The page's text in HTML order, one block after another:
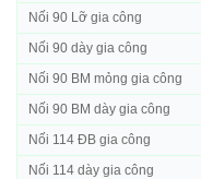
Nối 90 Lỡ gia công
Nối 90 dày gia công
Nối 90 BM mỏng gia công
Nối 90 BM dày gia công
Nối 114 ĐB gia công
Nối 114 dày gia công